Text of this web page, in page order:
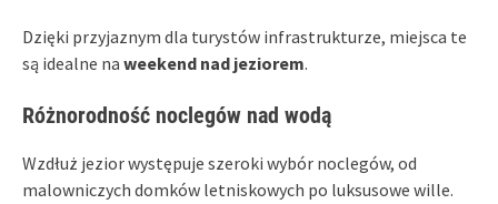
Dzięki przyjaznym dla turystów infrastrukturze, miejsca te
są idealne na weekend nad jeziorem.
Różnorodność noclegów nad wodą
Wzdłuż jezior występuje szeroki wybór noclegów, od
malowniczych domków letniskowych po luksusowe wille.